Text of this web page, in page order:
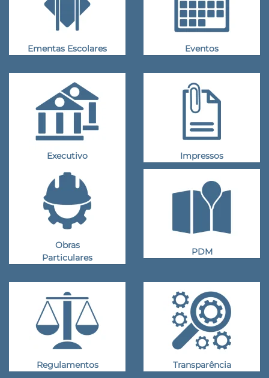
Ementas Escolares Eventos
Executivo Impressos
Obras
Particulares
PDM
Regulamentos Transparência